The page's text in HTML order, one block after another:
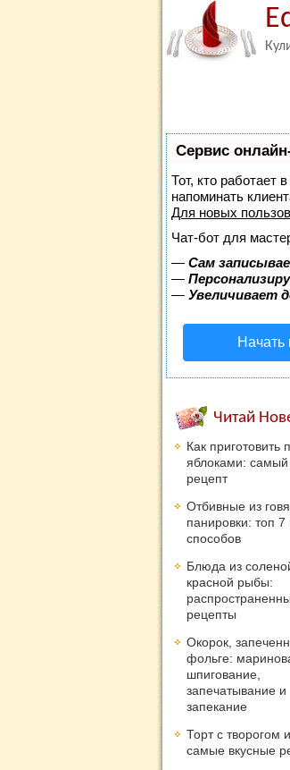
Сервис
Тот, кто работает
напоминать
Для новых
Чат-бот для
— Сам
—
— Увеличивает
Начать
Читай
Как приготовить
яблоками: самый
рецепт
Отбивные из
панировки: топ 7
способов
Блюда из
красной рыбы:
рецепты
Окорок,
фольге:
шпигование,
запечатывание и
запекание
Торт с творогом
самые вкусные